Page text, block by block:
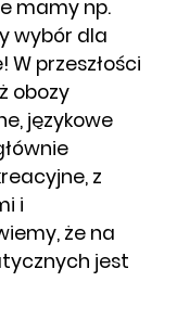
mamy np.
wybór dla
przeszłości
obozy
językowe
z
i
że na
jest